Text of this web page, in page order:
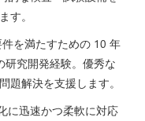
す。
を満たすための 10 年
研究開発経験。優秀な
題解決を支援します。
に迅速かつ柔軟に対応